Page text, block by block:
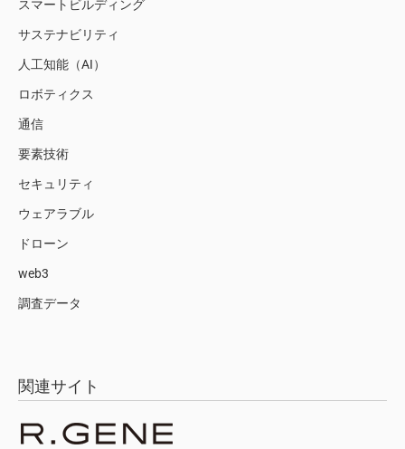
スマートビルディング
サステナビリティ
人工知能（AI）
ロボティクス
通信
要素技術
セキュリティ
ウェアラブル
ドローン
web3
調査データ
関連サイト